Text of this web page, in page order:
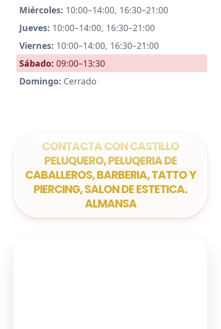
Miércoles: 10:00–14:00, 16:30–21:00
Jueves: 10:00–14:00, 16:30–21:00
Viernes: 10:00–14:00, 16:30–21:00
Sábado: 09:00–13:30
Domingo: Cerrado
CONTACTA CON CASTILLO
PELUQUERO, PELUQERIA DE
CABALLEROS, BARBERIA, TATTO Y
PIERCING, SALON DE ESTETICA.
ALMANSA